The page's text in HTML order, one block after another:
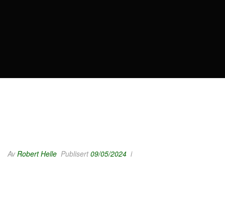
AvRobert Helle Publisert09/05/2024 i